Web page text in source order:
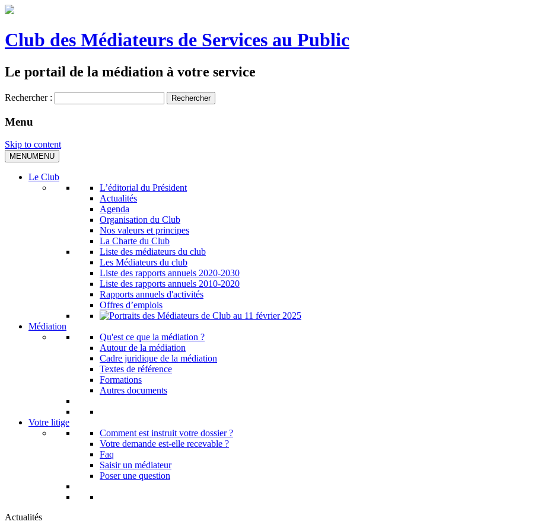
Club des Médiateurs de Services au Public
Le portail de la médiation à votre service
Rechercher :
Menu
Skip to content
MENUMENU
Le Club
L’éditorial du Président
Actualités
Agenda
Organisation du Club
Nos valeurs et principes
La Charte du Club
Liste des médiateurs du club
Les Médiateurs du club
Liste des rapports annuels 2020-2030
Liste des rapports annuels 2010-2020
Rapports annuels d'activités
Offres d’emplois
Médiation
Qu'est ce que la médiation ?
Autour de la médiation
Cadre juridique de la médiation
Textes de référence
Formations
Autres documents
Votre litige
Comment est instruit votre dossier ?
Votre demande est-elle recevable ?
Faq
Saisir un médiateur
Poser une question
Actualités